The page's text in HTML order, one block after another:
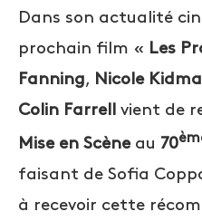
Dans son actualité
prochain film « Les
Fanning, Nicole
Colin Farrell
vient de
Mise en Scèneau 70
faisant de Sofia
à recevoir cette